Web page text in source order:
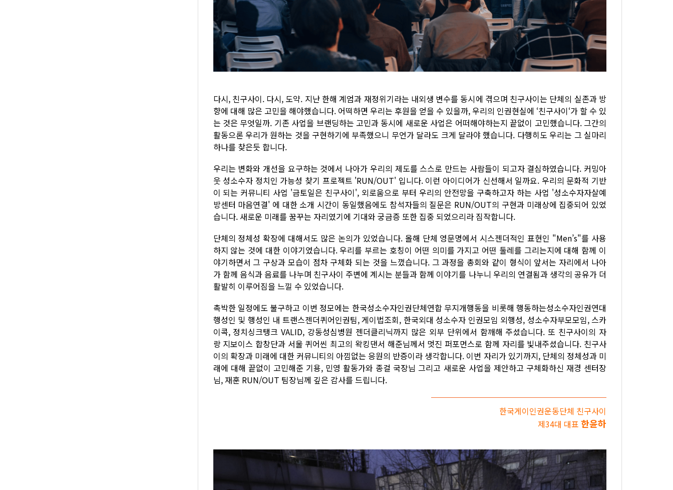
다시, 친구사이. 다시, 도약. 지난 한해 계엄과 재정위기라는 내외생 변수를 동시에 겪으며 친구사이는 단체의 실존과 방
향에 대해 많은 고민을 해야했습니다. 어떡하면 우리는 후원을 얻을 수 있을까, 우리의 인권현실에 ‘친구사이‘가 할 수 있
는 것은 무엇일까. 기존 사업을 브랜딩하는 고민과 동시에 새로운 사업은 어떠해야하는지 끝없이 고민했습니다. 그간의
활동으론 우리가 원하는 것을 구현하기에 부족했으니 무언가 달라도 크게 달라야 했습니다. 다행히도 우리는 그 실마리
하나를 찾은듯 합니다.
우리는 변화와 개선을 요구하는 것에서 나아가 우리의 제도를 스스로 만드는 사람들이 되고자 결심하였습니다. 커밍아
웃 성소수자 정치인 가능성 찾기 프로젝트 'RUN/OUT' 입니다. 이런 아이디어가 신선해서 일까요. 우리의 문화적 기반
이 되는 커뮤니티 사업 '금토일은 친구사이', 외로움으로 부터 우리의 안전망을 구축하고자 하는 사업 '성소수자자살예
방센터 마음연결' 에 대한 소개 시간이 동일했음에도 참석자들의 질문은 RUN/OUT의 구현과 미래상에 집중되어 있었
습니다. 새로운 미래를 꿈꾸는 자리였기에 기대와 궁금증 또한 집중 되었으리라 짐작합니다.
단체의 정체성 확장에 대해서도 많은 논의가 있었습니다. 올해 단체 영문명에서 시스젠더적인 표현인 "Men’s"를 사용
하지 않는 것에 대한 이야기였습니다. 우리를 부르는 호칭이 어떤 의미를 가지고 어떤 둘레를 그리는지에 대해 함께 이
야기하면서 그 구상과 모습이 점차 구체화 되는 것을 느꼈습니다. 그 과정을 총회와 같이 형식이 앞서는 자리에서 나아
가 함께 음식과 음료를 나누며 친구사이 주변에 계시는 분들과 함께 이야기를 나누니 우리의 연결됨과 생각의 공유가 더
활발히 이루어짐을 느낄 수 있었습니다.
촉박한 일정에도 불구하고 이번 정모에는 한국성소수자인권단체연합 무지개행동을 비롯해 행동하는성소수자인권연대
행성인 및 행성인 내 트랜스젠더퀴어인권팀, 게이법조회, 한국외대 성소수자 인권모임 외행성, 성소수자부모모임, 스카
이콕, 정치싱크탱크 VALID, 강동성심병원 젠더클리닉까지 많은 외부 단위에서 함깨해 주셨습니다. 또 친구사이의 자
랑 지보이스 합창단과 서울 퀴어씬 최고의 왁킹댄서 해준님께서 멋진 퍼포먼스로 함께 자리를 빛내주셨습니다. 친구사
이의 확장과 미래에 대한 커뮤니티의 아낌없는 응원의 반증이라 생각합니다. 이번 자리가 있기까지, 단체의 정체성과 미
래에 대해 끝없이 고민해준 기용, 민영 활동가와 종걸 국장님 그리고 새로운 사업을 제안하고 구체화하신 재경 센터장
님, 재훈 RUN/OUT 팀장님께 깊은 감사를 드립니다.
한국게이인권운동단체 친구사이
제34대 대표 한윤하